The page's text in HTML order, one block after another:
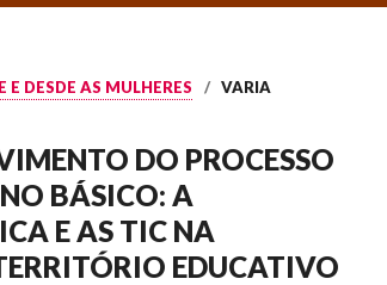
DESDE AS MULHERES
/ VARIA
DO PROCESSO
BÁSICO: A
E AS TIC NA
EDUCATIVO